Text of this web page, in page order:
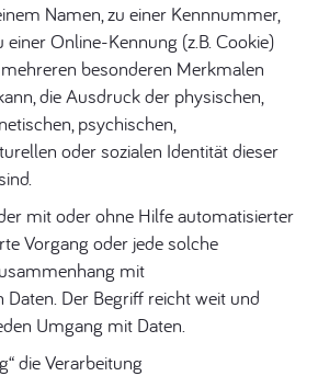
Namen, zu einer Kennnummer,
einer Online-Kennung (z.B. Cookie)
besonderen Merkmalen
die Ausdruck der physischen,
psychischen,
oder sozialen Identität dieser
mit oder ohne Hilfe automatisierter
Vorgang oder jede solche
mit
Daten. Der Begriff reicht weit und
Umgang mit Daten.
die Verarbeitung